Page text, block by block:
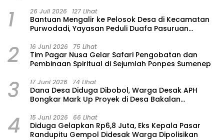
1 26 Juli 2026 127 Lihat
‎Bantuan Mengalir ke Pelosok Desa di Kecamatan
Purwodadi, Yayasan Peduli Duafa Pasuruan
2 16 Juni 2026 75 Lihat
Tim Pagar Nusa Gelar Safari Pengobatan dan
Pembinaan Spiritual di Sejumlah Ponpes Sumenep
3 17 Juni 2026 74 Lihat
Dana Desa Diduga Dibobol, Warga Desak APH
Bongkar Mark Up Proyek di Desa Bakalan
4 15 Juni 2026 66 Lihat
‎Diduga Gelapkan Rp6,8 Juta, Eks Kepala Pasar
Randupitu Gempol Didesak Warga Dipolisikan